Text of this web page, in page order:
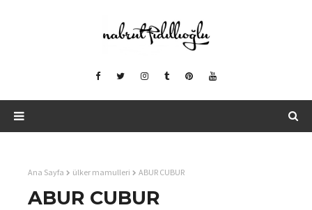
Ana Sayfa ülker mamulleri ABUR CUBUR
ABUR CUBUR